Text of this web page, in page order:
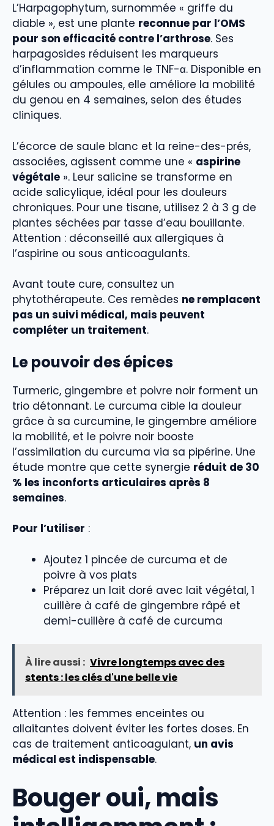
L’Harpagophytum, surnommée « griffe du
diable », est une plante reconnue par l’OMS
pour son efficacité contre l’arthrose. Ses
harpagosides réduisent les marqueurs
d’inflammation comme le TNF-α. Disponible en
gélules ou ampoules, elle améliore la mobilité
du genou en 4 semaines, selon des études
cliniques.
L’écorce de saule blanc et la reine-des-prés,
associées, agissent comme une « aspirine
végétale ». Leur salicine se transforme en
acide salicylique, idéal pour les douleurs
chroniques. Pour une tisane, utilisez 2 à 3 g de
plantes séchées par tasse d’eau bouillante.
Attention : déconseillé aux allergiques à
l’aspirine ou sous anticoagulants.
Avant toute cure, consultez un
phytothérapeute. Ces remèdes ne remplacent
pas un suivi médical, mais peuvent
compléter un traitement.
Le pouvoir des épices
Turmeric, gingembre et poivre noir forment un
trio détonnant. Le curcuma cible la douleur
grâce à sa curcumine, le gingembre améliore
la mobilité, et le poivre noir booste
l’assimilation du curcuma via sa pipérine. Une
étude montre que cette synergie réduit de 30
% les inconforts articulaires après 8
semaines.
Pour l’utiliser :
Ajoutez 1 pincée de curcuma et de
poivre à vos plats
Préparez un lait doré avec lait végétal, 1
cuillère à café de gingembre râpé et
demi-cuillère à café de curcuma
À lire aussi : Vivre longtemps avec des
stents : les clés d'une belle vie
Attention : les femmes enceintes ou
allaitantes doivent éviter les fortes doses. En
cas de traitement anticoagulant, un avis
médical est indispensable.
Bouger oui, mais